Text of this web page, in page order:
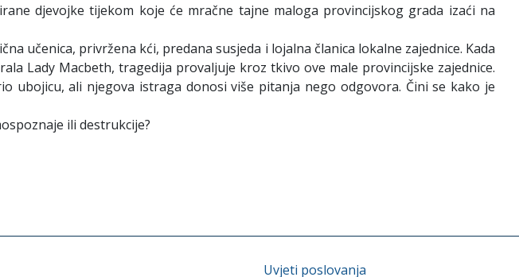
djevojke tijekom koje će mračne tajne maloga provincijskog grada izaći na
učenica, privržena kći, predana susjeda i lojalna članica lokalne zajednice. Kada
Lady Macbeth, tragedija provaljuje kroz tkivo ove male provincijske zajednice.
ubojicu, ali njegova istraga donosi više pitanja nego odgovora. Čini se kako je
ili destrukcije?
Uvjeti poslovanja